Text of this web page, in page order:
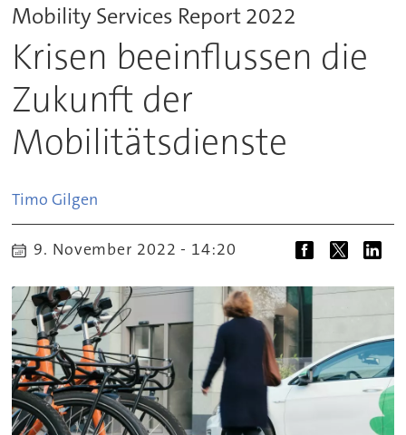
Mobility Services Report 2022
Krisen beeinflussen die
Zukunft der
Mobilitätsdienste
Timo Gilgen
9. November 2022 - 14:20